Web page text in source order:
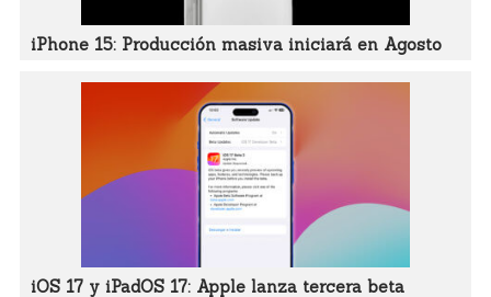
iPhone 15: Producción masiva iniciará en Agosto
iOS 17 y iPadOS 17: Apple lanza tercera beta